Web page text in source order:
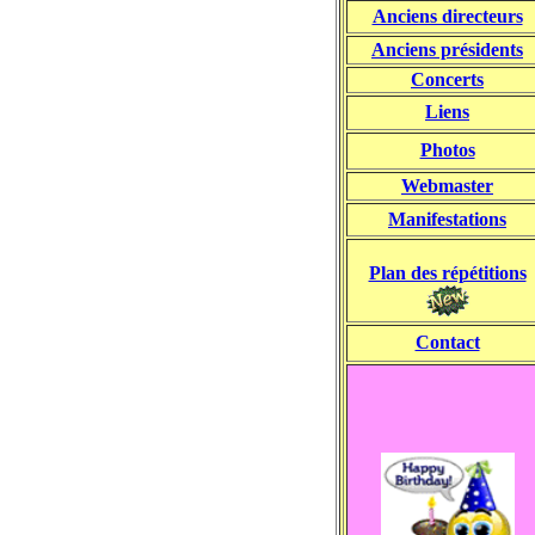
Anciens directeurs
Anciens présidents
Concerts
Liens
Photos
Webmaster
Manifestations
Plan des répétitions
Contact